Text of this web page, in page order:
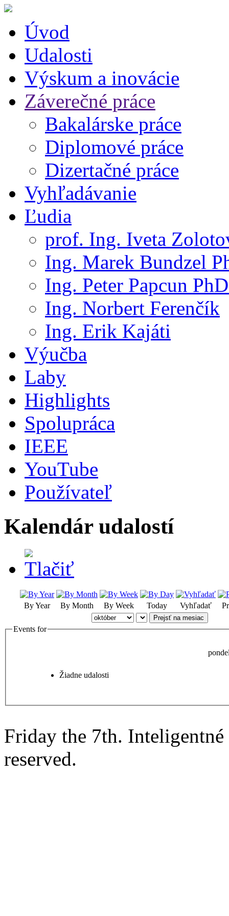
Úvod
Udalosti
Výskum a inovácie
Záverečné práce
Bakalárske práce
Diplomové práce
Dizertačné práce
Vyhľadávanie
Ľudia
prof. Ing. Iveta
Ing. Marek Bundzel
Ing. Peter Papcun
Ing. Norbert Ferenčík
Ing. Erik Kajáti
Výučba
Laby
Highlights
Spolupráca
IEEE
YouTube
Používateľ
Kalendár udalostí
By Year By Month By Week Today Vyhľadať
Prejsť na mesiac
Events for
Žiadne udalosti
Friday the 7th.
reserved.